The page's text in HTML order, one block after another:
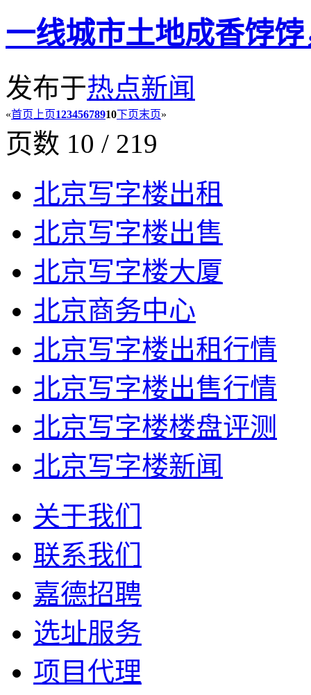
一线城市土地成香饽
发布于热点新闻
«首页 上页12345678910下页末页»
页数 10 / 219
北京写字楼出租
北京写字楼出售
北京写字楼大厦
北京商务中心
北京写字楼出租行情
北京写字楼出售行情
北京写字楼楼盘评测
北京写字楼新闻
关于我们
联系我们
嘉德招聘
选址服务
项目代理